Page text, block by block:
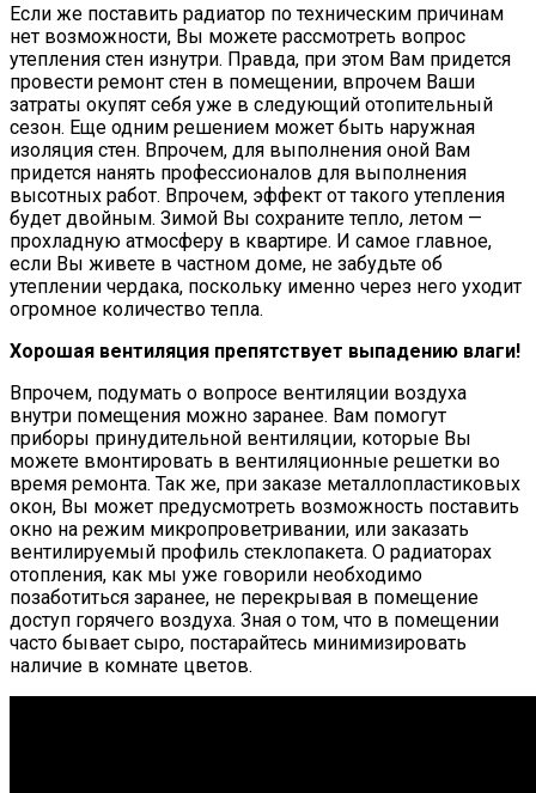
Если же поставить радиатор по техническим причинам
нет возможности, Вы можете рассмотреть вопрос
утепления стен изнутри. Правда, при этом Вам придется
провести ремонт стен в помещении, впрочем Ваши
затраты окупят себя уже в следующий отопительный
сезон. Еще одним решением может быть наружная
изоляция стен. Впрочем, для выполнения оной Вам
придется нанять профессионалов для выполнения
высотных работ. Впрочем, эффект от такого утепления
будет двойным. Зимой Вы сохраните тепло, летом —
прохладную атмосферу в квартире. И самое главное,
если Вы живете в частном доме, не забудьте об
утеплении чердака, поскольку именно через него уходит
огромное количество тепла.
Хорошая вентиляция препятствует выпадению влаги!
Впрочем, подумать о вопросе вентиляции воздуха
внутри помещения можно заранее. Вам помогут
приборы принудительной вентиляции, которые Вы
можете вмонтировать в вентиляционные решетки во
время ремонта. Так же, при заказе металлопластиковых
окон, Вы может предусмотреть возможность поставить
окно на режим микропроветривании, или заказать
вентилируемый профиль стеклопакета. О радиаторах
отопления, как мы уже говорили необходимо
позаботиться заранее, не перекрывая в помещение
доступ горячего воздуха. Зная о том, что в помещении
часто бывает сыро, постарайтесь минимизировать
наличие в комнате цветов.